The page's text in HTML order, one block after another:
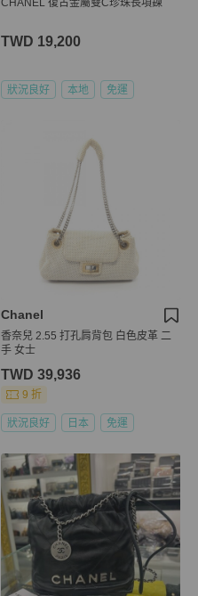
CHANEL 復古金屬雙C珍珠長項鍊
TWD 19,200
狀況良好 本地 免運
Chanel
香奈兒 2.55 打孔肩背包 白色皮革 二
手 女士
TWD 39,936
9 折
狀況良好 日本 免運